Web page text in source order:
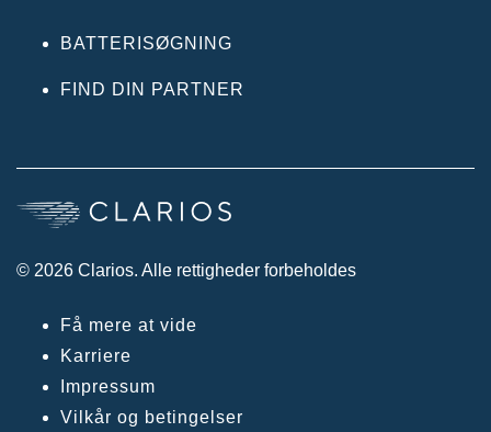
BATTERISØGNING
FIND DIN PARTNER
© 2026 Clarios. Alle rettigheder forbeholdes
Få mere at vide
Karriere
Impressum
Vilkår og betingelser